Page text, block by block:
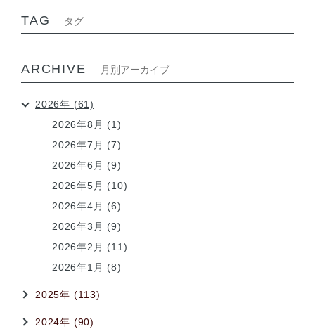
TAG タグ
ARCHIVE 月別アーカイブ
2026年 (61)
2026年8月 (1)
2026年7月 (7)
2026年6月 (9)
2026年5月 (10)
2026年4月 (6)
2026年3月 (9)
2026年2月 (11)
2026年1月 (8)
2025年 (113)
2024年 (90)